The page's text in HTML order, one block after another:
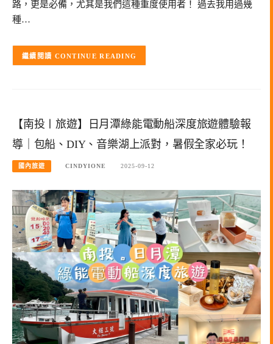
路，更是必備，尤其是我們這種重度使用者！ 過去我用過幾
種…
CONTINUE READING
【南投〡旅遊】日月潭綠能電動船深度旅遊體驗報
導｜包船、DIY、音樂湖上派對，暑假全家必玩！
國內旅遊 CINDYIONE 2025-09-12